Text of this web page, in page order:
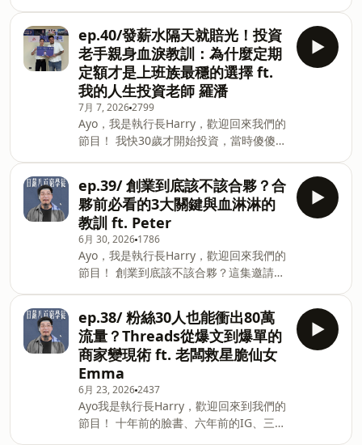
或者
這集我們邀請到台灣第一位密涅瓦大學決
策科學碩士李佳達老師， 分享他從台大法
律、聯合國實習、科技業法務長到公部門
政策幕僚的跌宕經歷， 以及如何用80個底
層思考習慣訓練出解決問題能力，讓自己
也能應用在你的事業體上，做一個真正的
決策者。 Harry Lin 墨樊創顧公司執行長
本業是
宇老師在 ShiFu 課程平台的 2 小時免費體
驗課。 免費體驗課報名連結：
https://shifuclass.com/lo1Lg Harry Lin
墨樊創顧公司執行長 本業是創業教育老
師，副業做了幾個電商品牌、開了一間很
好吃的居酒屋、同時也是一位內容創作
者。 - 墨樊創顧 是一間創業教育顧問公
司，我們在自媒體平台上的名字大家會比
較熟悉，叫「我媽叫我不要創業」 我們希
望那些學校裡沒有教的創業知識，可以透
過網路媒體的力量更普及每個人的生活
中。 - 本節目藉由執行長Harry經驗以及
訪談，將創業知識、故事，以及創業路上
工具技能的學習傳遞給聽眾 專注在創業、
自我提升、輕量學習內容，用大量故事案
例帶入創業每個成長環節。 我們會在品牌
社群上搜集不同
ep.40/發薪水隔天就賠光！投資
老手親身血淚教訓：為什麼定期
定額才是上班族最穩的選擇 ft.
我的人生投資老師 羅潘
7月 7, 20262799
Ayo，我是執行長Harry，歡迎回來我們的
節目！ 我快30歲才開始投資，當時傻傻存
個人，在對的時機給了我一句對的話。 這
集我終於把他請來了，他是我人生中最重
要的投資老師、也是我的好朋友：阿潘。
科技業工程師第八年，同時經營投資自媒
體「羅潘x羅盤」，每天分享台美股盤勢
與投資觀點。 他自己玩積極，但給所有人
的建議都是穩定定期定額，這集他會告訴
你為什麼。 我們聊了上班族到底該怎麼開
始投資、每個月要存多少才夠，當然還有
最近很火紅的操作方法「買借死」 以及少
不了阿潘自己發薪水隔天就賠光的血淚故
事。 如果你賺到錢了，但不知道接下來該
怎麼讓錢繼續幫你工作，這集聽完會給你
一個很清楚的方向。 Harry Lin 墨樊創顧
公司執行長 本業是創業教育老師，副業做
了幾個電商品牌、開了一間很好吃的居酒
ep.39/ 創業到底該不該合夥？合
夥前必看的3大關鍵與血淋淋的
教訓 ft. Peter
6月 30, 2026 1786
Ayo，我是執行長Harry，歡迎回來我們的
節目！ 創業到底該不該合夥？這集邀請我
對「合夥」認知的轉變 從一開始覺得跟好
兄弟一起做酷的事就是合夥，到最後因為
兩個合夥人因為分工不均差點拆夥的血淋
淋案例 這集一次把創業合夥的優缺點、合
夥時應該要注意的眉角跟避雷指南告訴
你！ 如果你正在考慮找人一起創業，建議
你一定要聽完，這集會幫你少走很多冤枉
路。 Harry Lin 墨樊創顧公司執行長 本業
ep.38/ 粉絲30人也能衝出80萬
流量？Threads從爆文到爆單的
商家變現術 ft. 老闆救星脆仙女
Emma
6月 23, 20262437
Ayo我是執行長Harry，歡迎回來到我們的
節目！ 十年前的臉書、六年前的IG、三年